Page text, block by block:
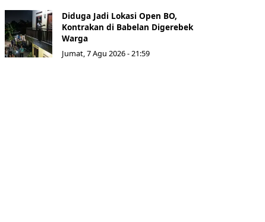
Diduga Jadi Lokasi Open BO,
Kontrakan di Babelan Digerebek
Warga
Jumat, 7 Agu 2026 - 21:59